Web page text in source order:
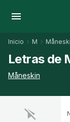
Inicio M
Letras de
Måneskin